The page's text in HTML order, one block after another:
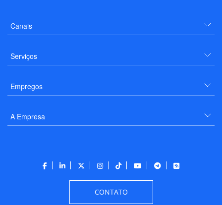
Canais
Serviços
Empregos
A Empresa
CONTATO